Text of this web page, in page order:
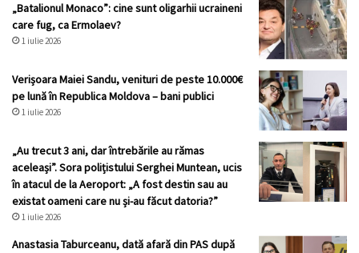
„Batalionul Monaco”: cine sunt oligarhii ucraineni
care fug, ca Ermolaev?
1 iulie 2026
Verișoara Maiei Sandu, venituri de peste 10.000€
pe lună în Republica Moldova – bani publici
1 iulie 2026
„Au trecut 3 ani, dar întrebările au rămas
aceleași”. Sora polițistului Serghei Muntean, ucis
în atacul de la Aeroport: „A fost destin sau au
existat oameni care nu și-au făcut datoria?”
1 iulie 2026
Anastasia Taburceanu, dată afară din PAS după